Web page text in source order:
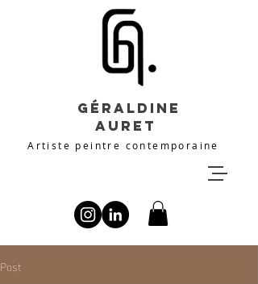
Géraldine
Auret
Artiste peintre contemporaine
Post